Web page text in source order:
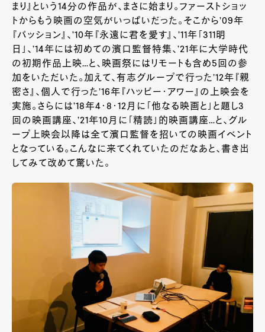
まり』という14分の作品が、まさに始まり。ファーストショッ
トからもう映画の空気がいっぱいだった。そこから’09年
『パッション』、’10年『永遠に君を愛す』、’11年「 311 明
日」、’14年には初めての濱口監督特集、’21年に大学時代
の初期作品上映…と、映画祭にはリモートも含め5 回の参
加をいただいた。加えて、有志グループで行った’12年『親
密さ』、個人で行った’16年『ハッピー・アワー』の上映会を
実施。さらには’18年4 ・ 8 ・ 12月に「他なる映画と」と題し3
回の映画講座、’21年10月に「精読」的映画講座…と、グル
ープ上映会以降は全て濱口監督を招いての映画イベント
となっている。こんなに来てくれていたのだなあと、書き出
してみて改めて驚いた。